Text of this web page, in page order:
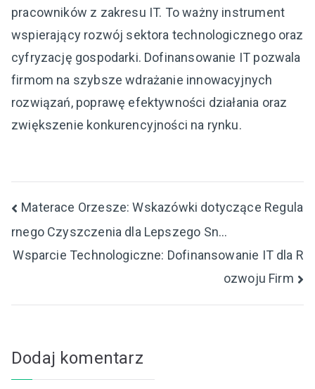
pracowników z zakresu IT. To ważny instrument
wspierający rozwój sektora technologicznego oraz
cyfryzację gospodarki. Dofinansowanie IT pozwala
firmom na szybsze wdrażanie innowacyjnych
rozwiązań, poprawę efektywności działania oraz
zwiększenie konkurencyjności na rynku.
Nawigacja
wpisu
Materace Orzesze: Wskazówki dotyczące Regula
rnego Czyszczenia dla Lepszego Sn…
Wsparcie Technologiczne: Dofinansowanie IT dla R
ozwoju Firm
Dodaj komentarz